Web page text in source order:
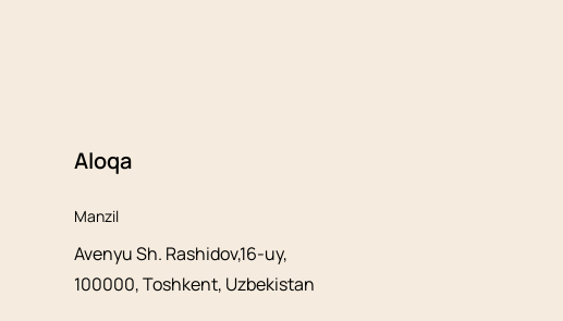
Aloqa
Manzil
Avenyu Sh. Rashidov,16-uy,
100000, Toshkent, Uzbekistan